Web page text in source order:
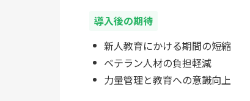
導入後の期待
新人教育にかける期間の短縮
ベテラン人材の負担軽減
力量管理と教育への意識向上